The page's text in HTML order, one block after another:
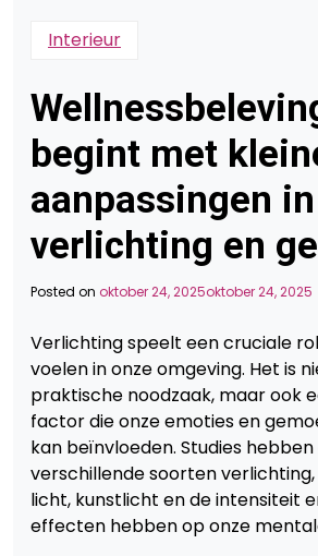
Interieur
begint met
aanpassingen in
verlichting en
Posted on oktober 24, 2025oktober 24, 2025
Verlichting speelt een cruciale
voelen in onze omgeving. Het is
praktische noodzaak, maar ook
factor die onze emoties en
kan beïnvloeden. Studies
verschillende soorten
licht, kunstlicht en de intensiteit
effecten hebben op onze